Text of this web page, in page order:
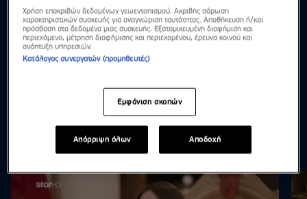
Highlights Δες τα όλα
Χρήση επακριβών δεδομένων γεωεντοπισμού. Ακριβής σάρωση
χαρακτηριστικών συσκευής για αναγνώριση ταυτότητας. Αποθήκευση ή/και
πρόσβαση στα δεδομένα μιας συσκευής. Εξατομικευμένη διαφήμιση και
περιεχόμενο, μέτρηση διαφήμισης και περιεχομένου, έρευνα κοινού και
ανάπτυξη υπηρεσιών.
Κατάλογος συνεργατών (προμηθευτές)
Εμφάνιση σκοπών
Απόρριψη όλων Αποδοχή